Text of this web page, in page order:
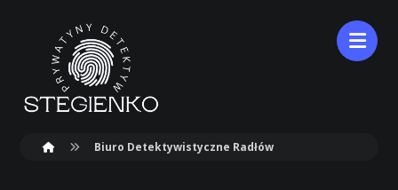
Biuro Detektywistyczne Radłów